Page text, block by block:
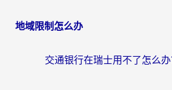
地域限制怎么办